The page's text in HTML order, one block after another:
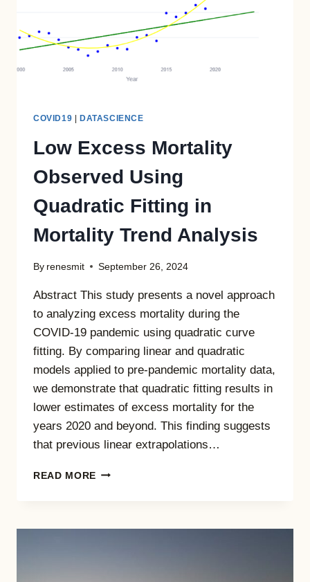
COVID19 DATASCIENCE
Low Excess Mortality
Observed Using
Quadratic Fitting in
Mortality Trend Analysis
By renesmit September 26, 2024
Abstract This study presents a novel approach
to analyzing excess mortality during the
COVID-19 pandemic using quadratic curve
fitting. By comparing linear and quadratic
models applied to pre-pandemic mortality data,
we demonstrate that quadratic fitting results in
lower estimates of excess mortality for the
years 2020 and beyond. This finding suggests
that previous linear extrapolations…
READ MORE LOW
USING